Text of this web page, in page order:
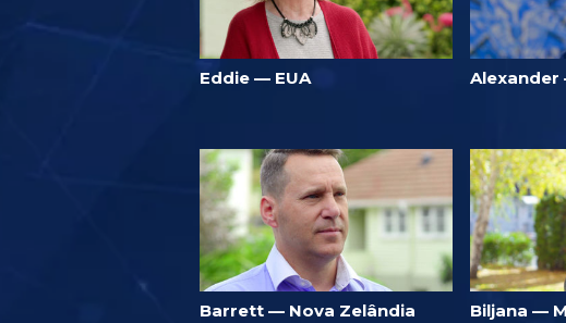
Eddie — EUA Alexander
Barrett — Nova Zelândia Biljana —